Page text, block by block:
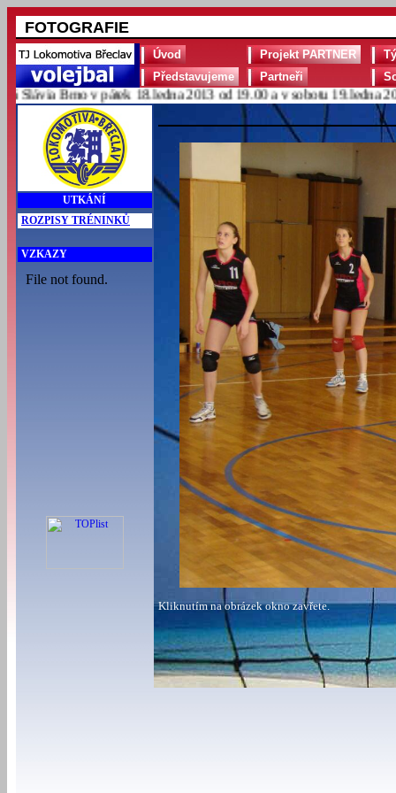
FOTOGRAFIE
Úvod Projekt PARTNER
Představujeme
Partneři
Brno v pátek 18.ledna 2013 od 19.00 a v sobotu 19.ledna 2013
UTKÁNÍ
ROZPISY TRÉNINKŮ
VZKAZY
Kliknutím na obrázek okno zavřete.